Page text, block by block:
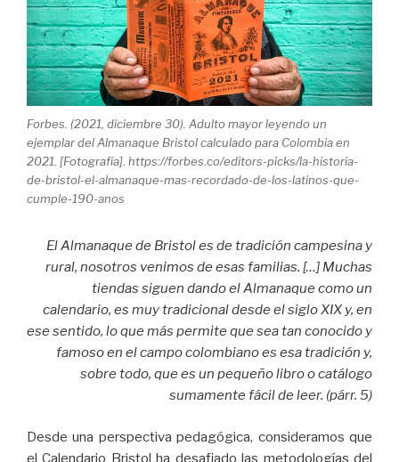
Forbes. (2021, diciembre 30). Adulto mayor leyendo un
ejemplar del Almanaque Bristol calculado para Colombia en
2021. [Fotografía]. https://forbes.co/editors-picks/la-historia-
de-bristol-el-almanaque-mas-recordado-de-los-latinos-que-
cumple-190-anos
El Almanaque de Bristol es de tradición campesina y
rural, nosotros venimos de esas familias. […] Muchas
tiendas siguen dando el Almanaque como un
calendario, es muy tradicional desde el siglo XIX y, en
ese sentido, lo que más permite que sea tan conocido y
famoso en el campo colombiano es esa tradición y,
sobre todo, que es un pequeño libro o catálogo
sumamente fácil de leer. (párr. 5)
Desde una perspectiva pedagógica, consideramos que
el Calendario Bristol ha desafiado las metodologías del